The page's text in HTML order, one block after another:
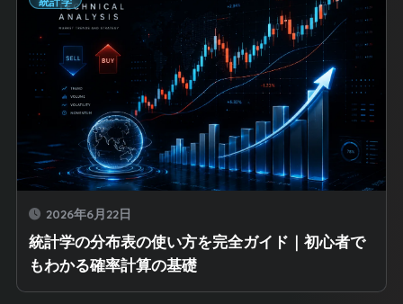
2026年6月22日
統計学の分布表の使い方を完全ガイド｜初心者で
もわかる確率計算の基礎